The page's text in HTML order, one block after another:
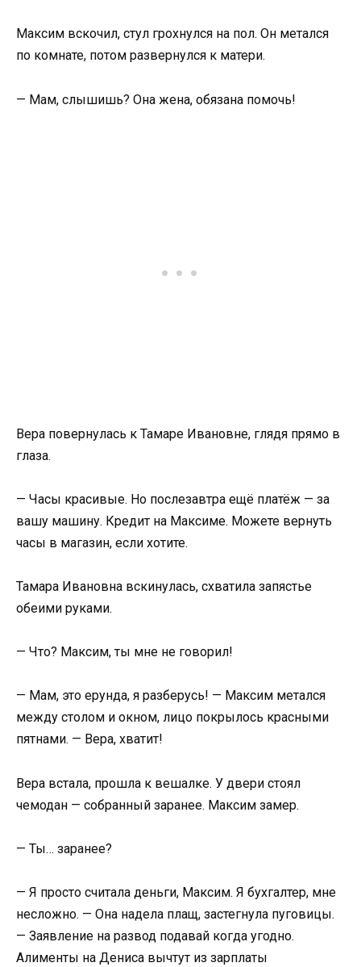
Максим вскочил, стул грохнулся на пол. Он метался
по комнате, потом развернулся к матери.
— Мам, слышишь? Она жена, обязана помочь!
Вера повернулась к Тамаре Ивановне, глядя прямо в
глаза.
— Часы красивые. Но послезавтра ещё платёж — за
вашу машину. Кредит на Максиме. Можете вернуть
часы в магазин, если хотите.
Тамара Ивановна вскинулась, схватила запястье
обеими руками.
— Что? Максим, ты мне не говорил!
— Мам, это ерунда, я разберусь! — Максим метался
между столом и окном, лицо покрылось красными
пятнами. — Вера, хватит!
Вера встала, прошла к вешалке. У двери стоял
чемодан — собранный заранее. Максим замер.
— Ты… заранее?
— Я просто считала деньги, Максим. Я бухгалтер, мне
несложно. — Она надела плащ, застегнула пуговицы.
— Заявление на развод подавай когда угодно.
Алименты на Дениса вычтут из зарплаты